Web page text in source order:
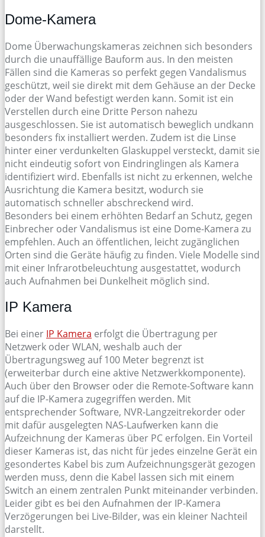
Dome-Kamera
Dome Überwachungskameras zeichnen sich besonders
durch die unauffällige Bauform aus. In den meisten
Fällen sind die Kameras so perfekt gegen Vandalismus
geschützt, weil sie direkt mit dem Gehäuse an der Decke
oder der Wand befestigt werden kann. Somit ist ein
Verstellen durch eine Dritte Person nahezu
ausgeschlossen. Sie ist automatisch beweglich undkann
besonders fix installiert werden. Zudem ist die Linse
hinter einer verdunkelten Glaskuppel versteckt, damit sie
nicht eindeutig sofort von Eindringlingen als Kamera
identifiziert wird. Ebenfalls ist nicht zu erkennen, welche
Ausrichtung die Kamera besitzt, wodurch sie
automatisch schneller abschreckend wird.
Besonders bei einem erhöhten Bedarf an Schutz, gegen
Einbrecher oder Vandalismus ist eine Dome-Kamera zu
empfehlen. Auch an öffentlichen, leicht zugänglichen
Orten sind die Geräte häufig zu finden. Viele Modelle sind
mit einer Infrarotbeleuchtung ausgestattet, wodurch
auch Aufnahmen bei Dunkelheit möglich sind.
IP Kamera
Bei einer IP Kamera erfolgt die Übertragung per
Netzwerk oder WLAN, weshalb auch der
Übertragungsweg auf 100 Meter begrenzt ist
(erweiterbar durch eine aktive Netzwerkkomponente).
Auch über den Browser oder die Remote-Software kann
auf die IP-Kamera zugegriffen werden. Mit
entsprechender Software, NVR-Langzeitrekorder oder
mit dafür ausgelegten NAS-Laufwerken kann die
Aufzeichnung der Kameras über PC erfolgen. Ein Vorteil
dieser Kameras ist, das nicht für jedes einzelne Gerät ein
gesondertes Kabel bis zum Aufzeichnungsgerät gezogen
werden muss, denn die Kabel lassen sich mit einem
Switch an einem zentralen Punkt miteinander verbinden.
Leider gibt es bei den Aufnahmen der IP-Kamera
Verzögerungen bei Live-Bilder, was ein kleiner Nachteil
darstellt.